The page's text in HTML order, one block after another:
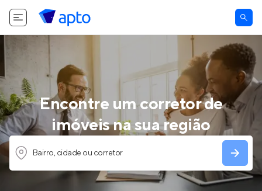
Encontre um corretor de
imóveis na sua região
Bairro, cidade ou corretor